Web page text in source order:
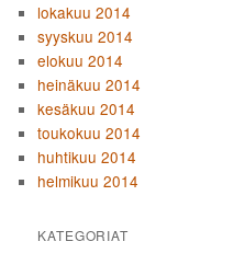
lokakuu 2014
syyskuu 2014
elokuu 2014
heinäkuu 2014
kesäkuu 2014
toukokuu 2014
huhtikuu 2014
helmikuu 2014
KATEGORIAT